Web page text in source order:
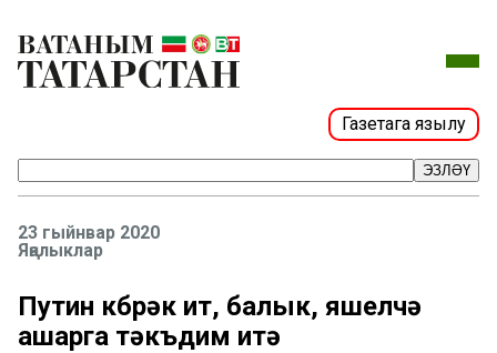
Газетага язылу
ЭЗЛӘҮ
23 гыйнвар 2020
Яңалыклар
Путин күбрәк ит, балык, яшелчә
ашарга тәкъдим итә